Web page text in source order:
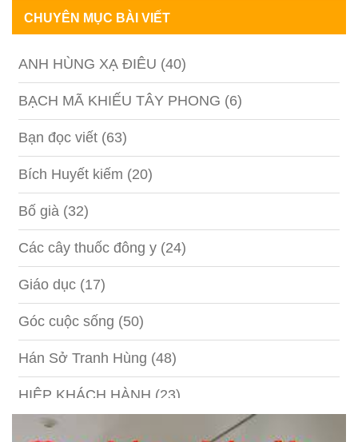
CHUYÊN MỤC BÀI VIẾT
ANH HÙNG XẠ ĐIÊU (40)
BẠCH MÃ KHIẾU TÂY PHONG (6)
Bạn đọc viết (63)
Bích Huyết kiếm (20)
Bố già (32)
Các cây thuốc đông y (24)
Giáo dục (17)
Góc cuộc sống (50)
Hán Sở Tranh Hùng (48)
HIỆP KHÁCH HÀNH (23)
Hồng lâu mộng